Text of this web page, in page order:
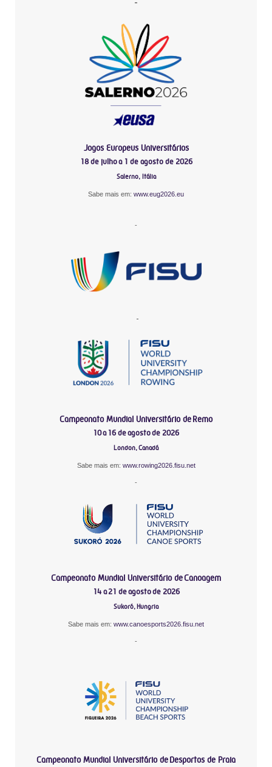
Jogos Europeus Universitários
18 de julho a 1 de agosto de 2026
Salerno, Itália
Sabe mais em: www.eug2026.eu
-
-
Campeonato Mundial Universitário de Remo
10 a 16 de agosto de 2026
London, Canadá
Sabe mais em: www.rowing2026.fisu.net
-
Campeonato Mundial Universitário de Canoagem
14 a 21 de agosto de 2026
Sukoró, Hungria
Sabe mais em: www.canoesports2026.fisu.net
-
Campeonato Mundial Universitário de Desportos de Praia